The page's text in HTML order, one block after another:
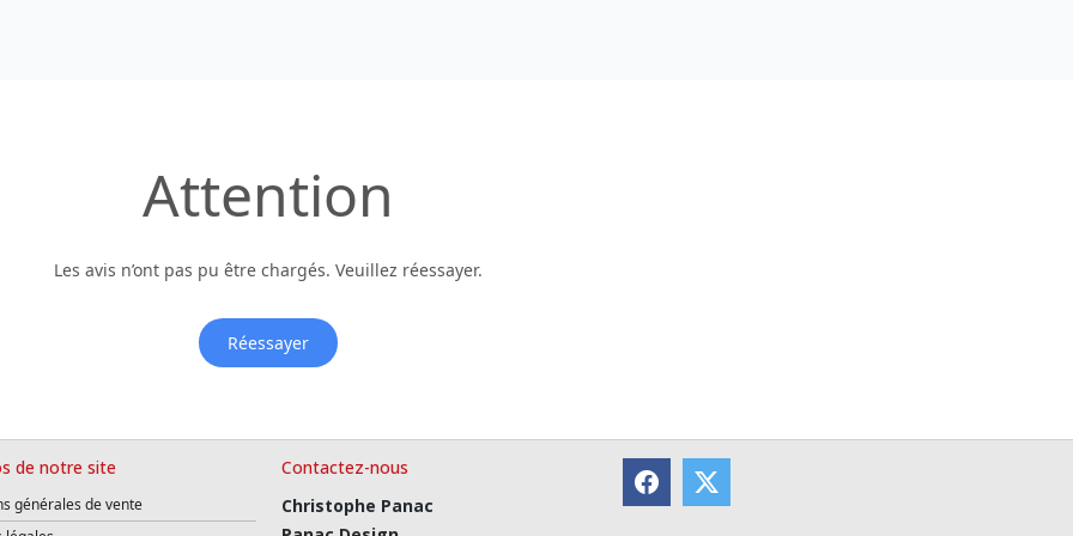
Attention
Les avis n’ont pas pu être chargés. Veuillez réessayer.
Réessayer
de notre site
générales de vente
Contactez-nous
Christophe Panac